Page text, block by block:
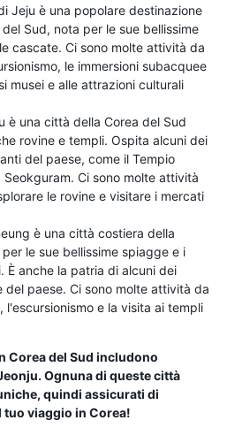
Jeju è una popolare destinazione
Sud, nota per le sue bellissime
cascate. Ci sono molte attività da
le immersioni subacquee
musei e alle attrazioni culturali
è una città della Corea del Sud
rovine e templi. Ospita alcuni dei
del paese, come il Tempio
Seokguram. Ci sono molte attività
le rovine e visitare i mercati
è una città costiera della
le sue bellissime spiagge e i
È anche la patria di alcuni dei
del paese. Ci sono molte attività da
l'escursionismo e la visita ai templi
Corea del Sud includono
Ognuna di queste città
quindi assicurati di
viaggio in Corea!